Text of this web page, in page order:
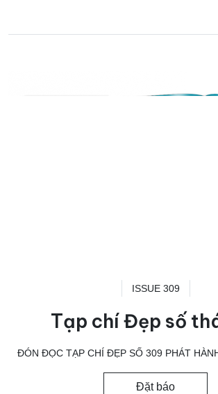
ISSUE 309
Tạp chí Đẹp số
ĐÓN ĐỌC TẠP CHÍ ĐẸP SỐ 309 PHÁT
Đặt báo